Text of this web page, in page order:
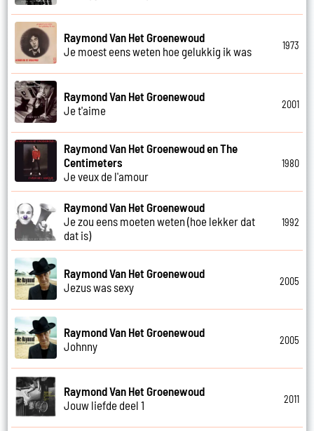
Raymond Van Het Groenewoud
Je moest eens weten hoe gelukkig ik was
1973
Raymond Van Het Groenewoud
Je t'aime
2001
Raymond Van Het Groenewoud en The
Centimeters
Je veux de l'amour
1980
Raymond Van Het Groenewoud
Je zou eens moeten weten (hoe lekker dat
dat is)
1992
Raymond Van Het Groenewoud
Jezus was sexy
2005
Raymond Van Het Groenewoud
Johnny
2005
Raymond Van Het Groenewoud
Jouw liefde deel 1
2011